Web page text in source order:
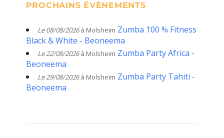
PROCHAINS ÉVÈNEMENTS
Le 08/08/2026à Molsheim Zumba 100 % Fitness
Black & White - Beoneema
Le 22/08/2026à Molsheim Zumba Party Africa -
Beoneema
Le 29/08/2026à Molsheim Zumba Party Tahiti -
Beoneema